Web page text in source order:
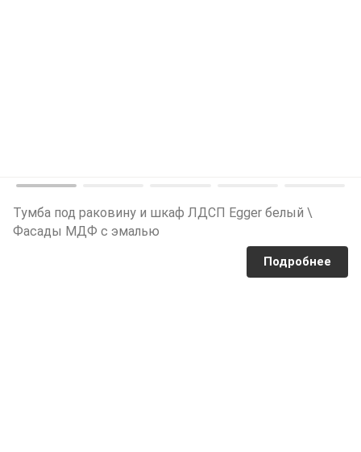
Тумба под раковину и шкаф ЛДСП Egger белый \
Фасады МДФ с эмалью
Подробнее